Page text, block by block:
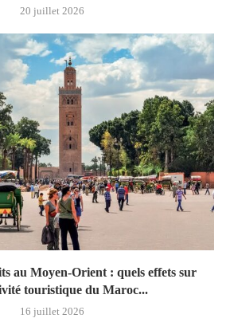
20 juillet 2026
au Moyen-Orient : quels effets sur
touristique du Maroc...
16 juillet 2026